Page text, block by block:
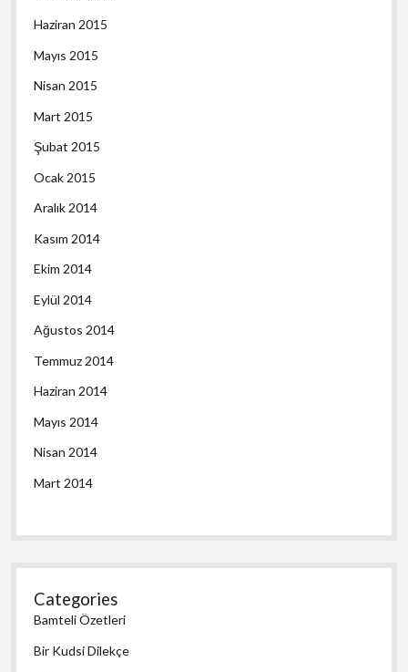
Haziran 2015
Mayıs 2015
Nisan 2015
Mart 2015
Şubat 2015
Ocak 2015
Aralık 2014
Kasım 2014
Ekim 2014
Eylül 2014
Ağustos 2014
Temmuz 2014
Haziran 2014
Mayıs 2014
Nisan 2014
Mart 2014
Categories
Bamteli Özetleri
Bir Kudsi Dilekçe